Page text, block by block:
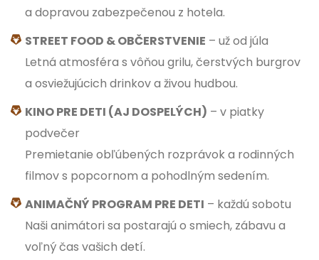
a dopravou zabezpečenou z hotela.
STREET FOOD & OBČERSTVENIE – už od júla
Letná atmosféra s vôňou grilu, čerstvých burgrov
a osviežujúcich drinkov a živou hudbou.
KINO PRE DETI (AJ DOSPELÝCH) – v piatky
podvečer
Premietanie obľúbených rozprávok a rodinných
filmov s popcornom a pohodlným sedením.
ANIMAČNÝ PROGRAM PRE DETI – každú sobotu
Naši animátori sa postarajú o smiech, zábavu a
voľný čas vašich detí.